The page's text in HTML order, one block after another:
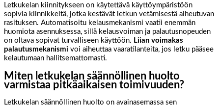
Letkukelan kiinnitykseen on käytettävä käyttöympäristöön
sopivia kiinnikkeitä, jotka kestävät letkun vetämisestä aiheutuvan
rasituksen. Automatisoitu kelausmekanismi vaatii enemmän
huomiota asennuksessa, sillä kelausvoiman ja palautusnopeuden
on oltava sopivat turvalliseen käyttöön. Liian voimakas
palautusmekanismi voi aiheuttaa vaaratilanteita, jos letku pääsee
kelautumaan hallitsemattomasti.
Miten letkukelan säännöllinen huolto
varmistaa pitkäaikaisen toimivuuden?
Letkukelan säännöllinen huolto on avainasemassa sen